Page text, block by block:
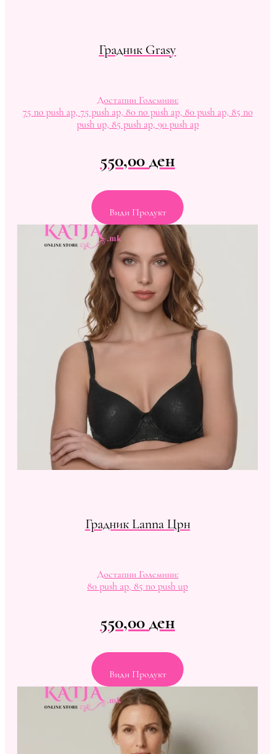
Градник Grasy
Достапни Големини:
75 no push ap, 75 push ap, 80 no push ap, 80 push ap, 85 no
push up, 85 push ap, 90 push ap
550,00ден
Види Продукт
Градник Lanna Црн
Достапни Големини:
80 push ap, 85 no push up
550,00ден
Види Продукт